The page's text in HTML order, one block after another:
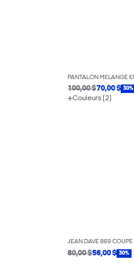
100,00 $70,00 $ 30%
Couleurs (2)
80,00 $56,00 $ 30%